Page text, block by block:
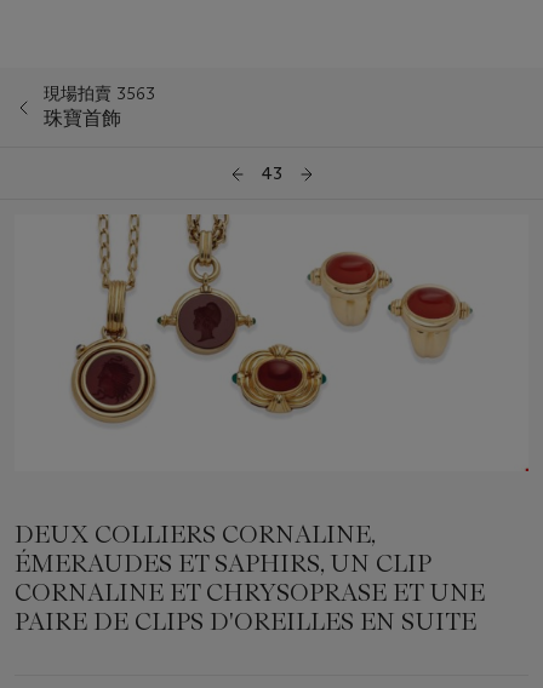
現場拍賣 3563
珠寶首飾
43
DEUX COLLIERS CORNALINE,
ÉMERAUDES ET SAPHIRS, UN CLIP
CORNALINE ET CHRYSOPRASE ET UNE
PAIRE DE CLIPS D'OREILLES EN SUITE